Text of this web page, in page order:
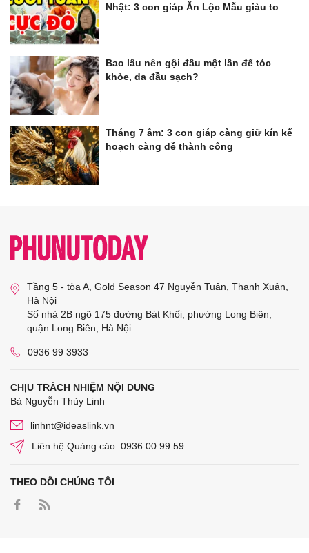
Nhật: 3 con giáp Ăn Lộc Mẫu giàu to
Bao lâu nên gội đầu một lần để tóc
khỏe, da đầu sạch?
Tháng 7 âm: 3 con giáp càng giữ kín kế
hoạch càng dễ thành công
Tầng 5 - tòa A, Gold Season 47 Nguyễn Tuân, Thanh Xuân,
Hà Nội
Số nhà 2B ngõ 175 đường Bát Khối, phường Long Biên,
quận Long Biên, Hà Nội
0936 99 3933
CHỊU TRÁCH NHIỆM NỘI DUNG
Bà Nguyễn Thùy Linh
linhnt@ideaslink.vn
Liên hệ Quảng cáo: 0936 00 99 59
THEO DÕI CHÚNG TÔI